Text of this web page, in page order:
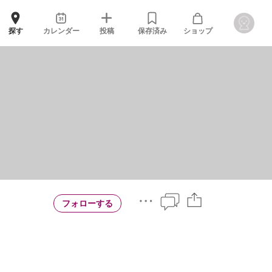
探す カレンダー 投稿 保存済み ショップ